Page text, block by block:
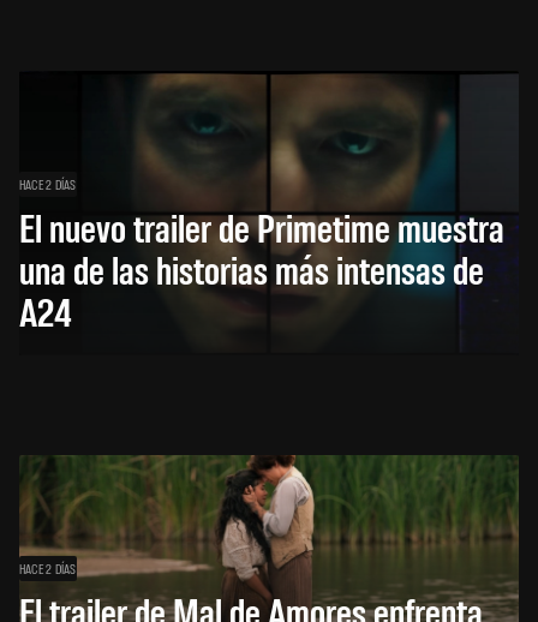
HACE 2 DÍAS
El nuevo trailer de Primetime muestra
una de las historias más intensas de
A24
HACE 2 DÍAS
El trailer de Mal de Amores enfrenta